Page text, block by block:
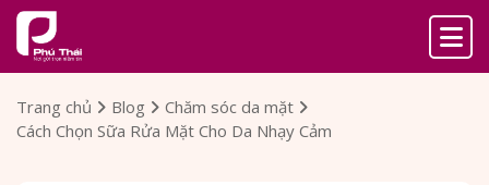
Trang chủ Blog
Chăm sóc da mặt
Cách Chọn Sữa Rửa Mặt Cho Da Nhạy Cảm